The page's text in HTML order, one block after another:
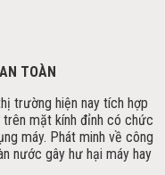
TOÀN
trường hiện nay tích hợp
trên mặt kính đỉnh có chức
máy. Phát minh về công
nước gây hư hại máy hay